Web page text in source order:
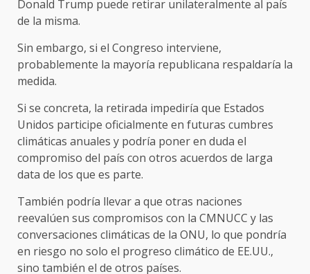
Donald Trump puede retirar unilateralmente al país
de la misma.
Sin embargo, si el Congreso interviene,
probablemente la mayoría republicana respaldaría la
medida.
Si se concreta, la retirada impediría que Estados
Unidos participe oficialmente en futuras cumbres
climáticas anuales y podría poner en duda el
compromiso del país con otros acuerdos de larga
data de los que es parte.
También podría llevar a que otras naciones
reevalúen sus compromisos con la CMNUCC y las
conversaciones climáticas de la ONU, lo que pondría
en riesgo no solo el progreso climático de EE.UU.,
sino también el de otros países.